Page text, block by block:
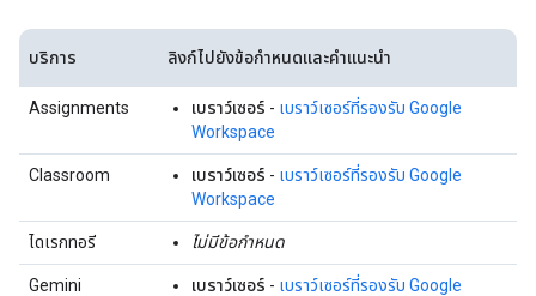
บริการ ลิงก์ไปยังข้อกำหนดและคำแนะนำ
Assignments เบราว์เซอร์ - เบราว์เซอร์ที่รองรับ Google
Workspace
Classroom เบราว์เซอร์ - เบราว์เซอร์ที่รองรับ Google
Workspace
ไดเรกทอรี ไม่มีข้อกำหนด
Gemini เบราว์เซอร์ - เบราว์เซอร์ที่รองรับ Google